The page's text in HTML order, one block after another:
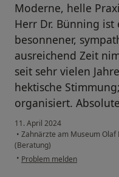
Moderne, helle
Herr Dr. Bünning ist
besonnener,
ausreichend Zeit
seit sehr vielen
hektische
organisiert.
11. April 2024
• Zahnärzte am Museum Olaf
(Beratung)
• Problem melden